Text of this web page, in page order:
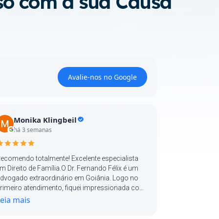
Avalie-nos no Google
Monika Klingbeil
há 3 semanas
totalmente! Excelente especialista
Direito de Família.O Dr. Fernando Félix é um
extraordinário em Goiânia. Logo no
atendimento, fiquei impressionada com
seu nível de preparação para o meu caso de
mais